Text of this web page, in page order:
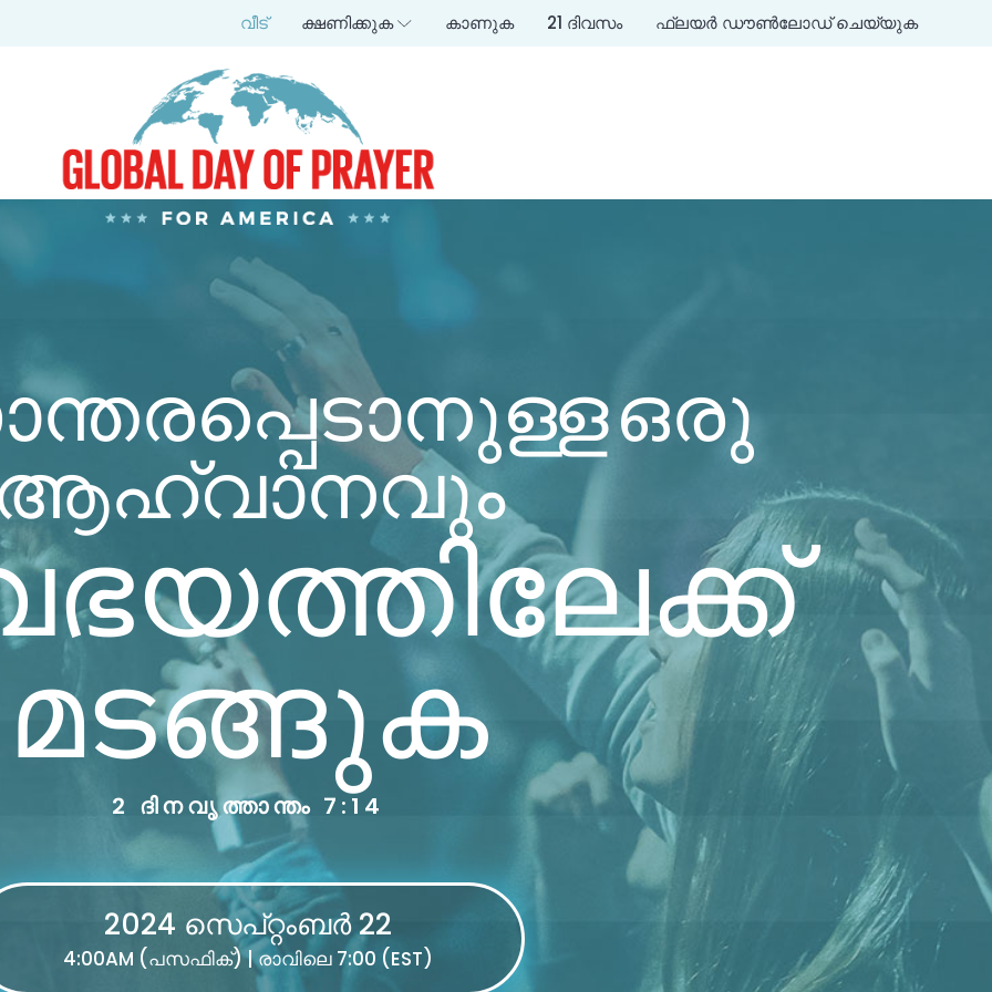
വീട് ക്ഷണിക്കുക കാണുക 21 ദിവസം ഫ്ലയർ ഡൗൺലോഡ് ചെയ്യുക
ഒരു
മടങ്ങുക
2 ദിനവൃത്താന്തം 7:14
2024 സെപ്റ്റംബർ 22
4:00AM (പസഫിക്) | രാവിലെ 7:00 (EST)